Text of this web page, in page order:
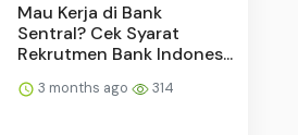
Mau Kerja di Bank
Sentral? Cek Syarat
Rekrutmen Bank Indones...
3 months ago 314